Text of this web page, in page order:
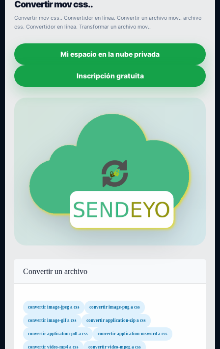
Convertir mov css..
Convertir mov css.. Convertidor en línea. Convertir un archivo mov.. archivo
css. Convertidor en línea. Transformar un archivo mov..
Mi espacio en la nube privada
Inscripción gratuita
Convertir un archivo
convertir image-jpeg a css convertir image-png a css
convertir image-gif a css convertir application-zip a css
convertir application-pdf a css convertir application-msword a css
convertir video-mp4 a css convertir video-mpeg a css